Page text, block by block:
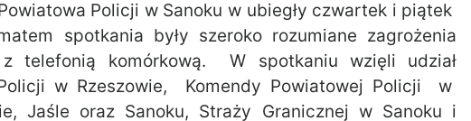
Policji w Sanoku w ubiegły czwartek i piątek
spotkania były szeroko rozumiane zagrożenia
telefonią komórkową. W spotkaniu wzięli udział
w Rzeszowie, Komendy Powiatowej Policji w
Jaśle oraz Sanoku, Straży Granicznej w Sanoku i